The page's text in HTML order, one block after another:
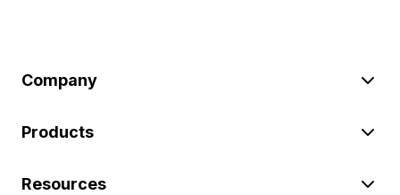
Company
Products
Resources